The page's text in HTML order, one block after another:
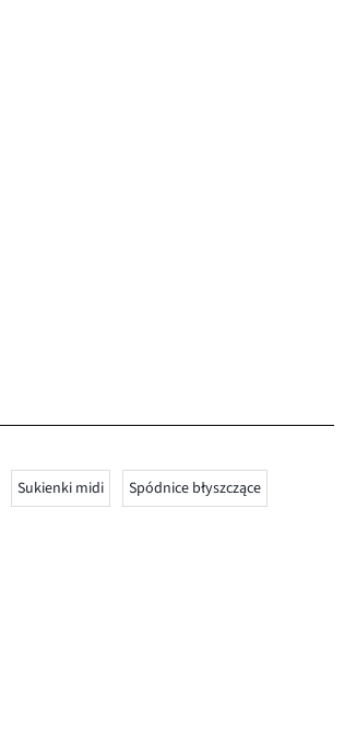
Sukienki midi Spódnice błyszczące